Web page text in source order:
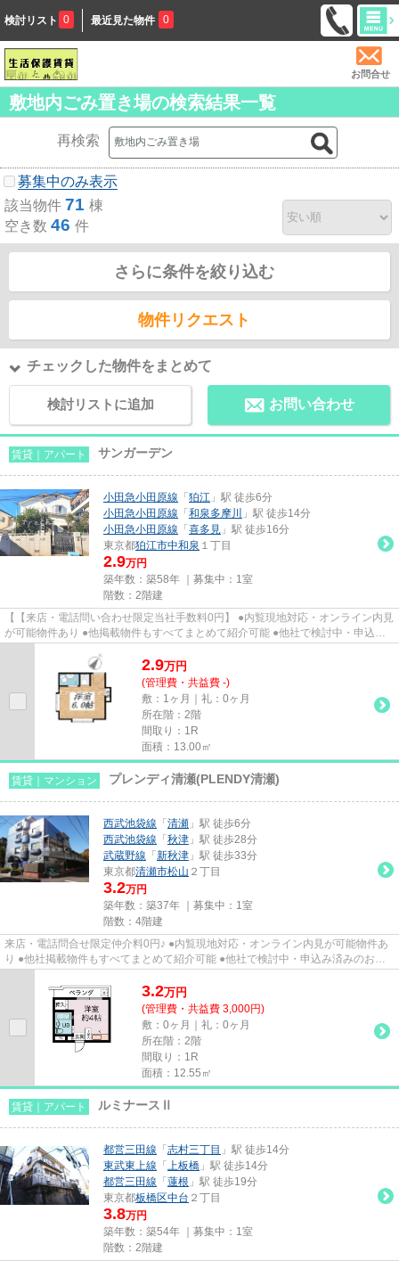
検討リスト 0 最近見た物件 0
お問合せ
敷地内ごみ置き場の検索結果一覧
再検索
募集中のみ表示
該当物件 71 棟
空き数 46 件
さらに条件を絞り込む
物件リクエスト
チェックした物件をまとめて
検討リストに追加 お問い合わせ
賃貸｜アパート サンガーデン
小田急小田原線 「 狛江 」駅 徒歩6分
小田急小田原線 「 和泉多摩川
」駅 徒歩14分
小田急小田原線 「 喜多見 」駅 徒歩16分
東京都狛江市中和泉 １丁目
2.9万円
築年数：築58年 ｜募集中： 1室
階数：2階建
【【来店・電話問い合わせ限定当社手数料0円】 ●内覧現地対応・オンライン内見
が可能物件あり ●他掲載物件もすべてまとめて紹介可能 ●他社で検討中・申込み
2.9万円
(管理費・共益費 -)
敷：1ヶ月｜礼：0ヶ月
所在階：2階
間取り：1R
面積：13.00㎡
賃貸｜マンション プレンディ清瀬(PLENDY清瀬)
西武池袋線 「 清瀬 」駅 徒歩6分
西武池袋線 「 秋津 」駅 徒歩28分
武蔵野線 「 新秋津 」駅 徒歩33分
東京都清瀬市松山 ２丁目
3.2万円
築年数：築37年 ｜募集中： 1室
階数：4階建
来店・電話問合せ限定仲介料0円♪ ●内覧現地対応・オンライン内見が可能物件あ
り ●他社掲載物件もすべてまとめて紹介可能 ●他社で検討中・申込み済みのお客
3.2万円
(管理費・共益費 3,000円)
敷：0ヶ月｜礼：0ヶ月
所在階：2階
間取り：1R
面積：12.55㎡
賃貸｜アパート ルミナースⅡ
都営三田線 「 志村三丁目 」駅 徒歩14分
東武東上線 「 上板橋 」駅 徒歩14分
都営三田線 「 蓮根 」駅 徒歩19分
東京都板橋区中台 ２丁目
3.8万円
築年数：築54年 ｜募集中： 1室
階数：2階建